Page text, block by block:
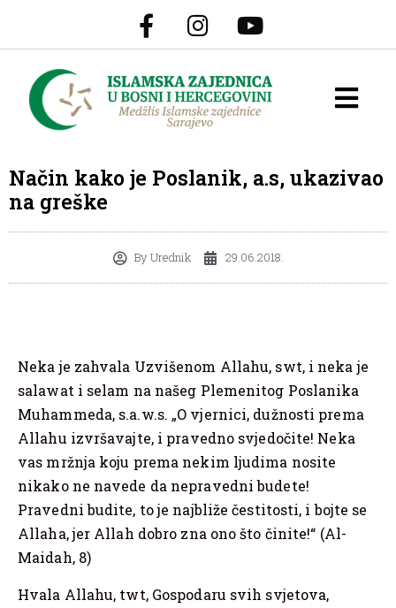
Način kako je Poslanik, a.s, ukazivao
na greške
ByUrednik 29.06.2018.
Neka je zahvala Uzvišenom Allahu, swt, i neka je
salawat i selam na našeg Plemenitog Poslanika
Muhammeda, s.a.w.s. „O vjernici, dužnosti prema
Allahu izvršavajte, i pravedno svjedočite! Neka
vas mržnja koju prema nekim ljudima nosite
nikako ne navede da nepravedni budete!
Pravedni budite, to je najbliže čestitosti, i bojte se
Allaha, jer Allah dobro zna ono što činite!“ (Al-
Maidah, 8)
Hvala Allahu, twt, Gospodaru svih svjetova,